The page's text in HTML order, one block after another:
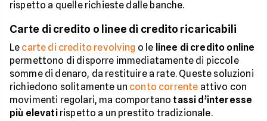
rispetto a quelle richieste dalle banche.
Carte di credito o linee di credito ricaricabili
Le carte di credito revolving o le linee di credito online
permettono di disporre immediatamente di piccole
somme di denaro, da restituire a rate. Queste soluzioni
richiedono solitamente un conto corrente attivo con
movimenti regolari, ma comportano tassi d’interesse
più elevatirispetto a un prestito tradizionale.